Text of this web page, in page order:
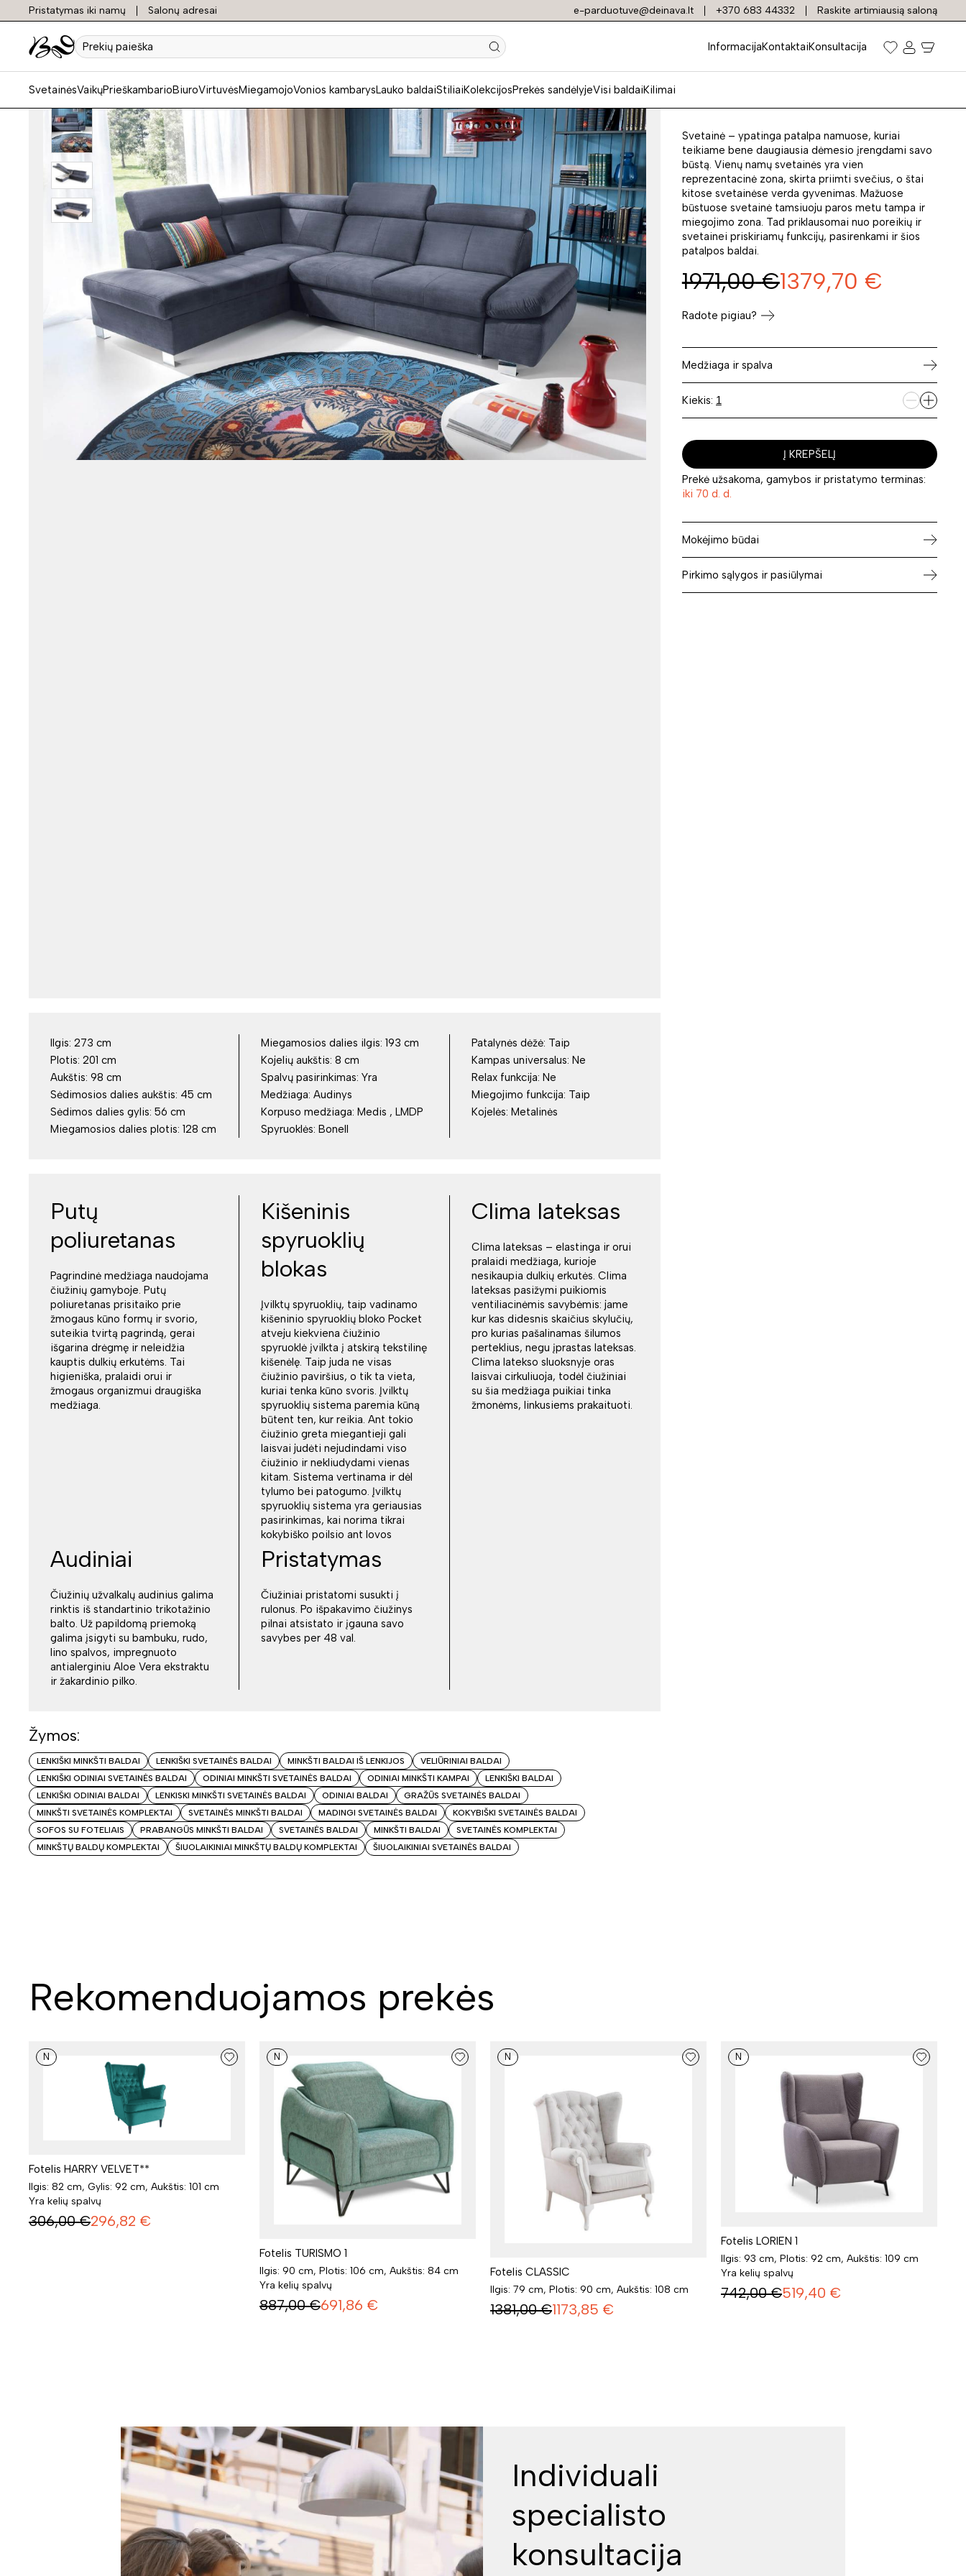
Pristatymas iki namų Salonų adresai e-parduotuve@deinava.lt +370 683 44332 Raskite artimiausią saloną
Prekių
paieška
InformacijaKontaktaiKonsultacija
SvetainėsVaikųPrieškambarioBiuroVirtuvėsMiegamojoVonios kambarysLauko baldaiStiliaiKolekcijosPrekės sandėlyjeVisi baldaiKilimai
Kampas HAPPY
OTM(4)SL-2,5QFP
Svetainė – ypatinga patalpa namuose, kuriai
teikiame bene daugiausia dėmesio įrengdami savo
būstą. Vienų namų svetainės yra vien
reprezentacinė zona, skirta priimti svečius, o štai
kitose svetainėse verda gyvenimas. Mažuose
būstuose svetainė tamsiuoju paros metu tampa ir
miegojimo zona. Tad priklausomai nuo poreikių ir
svetainei priskiriamų funkcijų, pasirenkami ir šios
patalpos baldai.
1971,00 €1379,70 €
Radote pigiau?
Medžiaga ir spalva
Kiekis:
Į KREPŠELĮ
Prekė užsakoma, gamybos ir pristatymo terminas:
iki 70 d. d.
Mokėjimo būdai
Pirkimo sąlygos ir pasiūlymai
Ilgis: 273 cm
Plotis: 201 cm
Aukštis: 98 cm
Sėdimosios dalies aukštis: 45 cm
Sėdimos dalies gylis: 56 cm
Miegamosios dalies plotis: 128 cm
Miegamosios dalies ilgis: 193 cm
Kojelių aukštis: 8 cm
Spalvų pasirinkimas: Yra
Medžiaga: Audinys
Korpuso medžiaga:
Medis , LMDP
Spyruoklės: Bonell
Patalynės dėžė: Taip
Kampas universalus: Ne
Relax funkcija: Ne
Miegojimo funkcija: Taip
Kojelės: Metalinės
Putų
poliuretanas
Pagrindinė medžiaga naudojama
čiužinių gamyboje. Putų
poliuretanas prisitaiko prie
žmogaus kūno formų ir svorio,
suteikia tvirtą pagrindą, gerai
išgarina drėgmę ir neleidžia
kauptis dulkių erkutėms. Tai
higieniška, pralaidi orui ir
žmogaus organizmui draugiška
medžiaga.
Kišeninis
spyruoklių
blokas
Įvilktų spyruoklių, taip vadinamo
kišeninio spyruoklių bloko Pocket
atveju kiekviena čiužinio
spyruoklė įvilkta į atskirą tekstilinę
kišenėlę. Taip juda ne visas
čiužinio paviršius, o tik ta vieta,
kuriai tenka kūno svoris. Įvilktų
spyruoklių sistema paremia kūną
būtent ten, kur reikia. Ant tokio
čiužinio greta miegantieji gali
laisvai judėti nejudindami viso
čiužinio ir nekliudydami vienas
kitam. Sistema vertinama ir dėl
tylumo bei patogumo. Įvilktų
spyruoklių sistema yra geriausias
pasirinkimas, kai norima tikrai
kokybiško poilsio ant lovos
Clima lateksas
Clima lateksas – elastinga ir orui
pralaidi medžiaga, kurioje
nesikaupia dulkių erkutės. Clima
lateksas pasižymi puikiomis
ventiliacinėmis savybėmis: jame
kur kas didesnis skaičius skylučių,
pro kurias pašalinamas šilumos
perteklius, negu įprastas lateksas.
Clima latekso sluoksnyje oras
laisvai cirkuliuoja, todėl čiužiniai
su šia medžiaga puikiai tinka
žmonėms, linkusiems prakaituoti.
Audiniai
Čiužinių užvalkalų audinius galima
rinktis iš standartinio trikotažinio
balto. Už papildomą priemoką
galima įsigyti su bambuku, rudo,
lino spalvos, impregnuoto
antialerginiu Aloe Vera ekstraktu
ir žakardinio pilko.
Pristatymas
Čiužiniai pristatomi susukti į
rulonus. Po išpakavimo čiužinys
pilnai atsistato ir įgauna savo
savybes per 48 val.
Žymos:
LENKIŠKI MINKŠTI BALDAI LENKIŠKI SVETAINĖS BALDAI MINKŠTI BALDAI IŠ LENKIJOS
VELIŪRINIAI BALDAI
LENKIŠKI ODINIAI SVETAINĖS BALDAI
ODINIAI MINKŠTI SVETAINĖS BALDAI ODINIAI MINKŠTI KAMPAI
LENKIŠKI BALDAI
LENKIŠKI ODINIAI BALDAI
LENKISKI MINKŠTI SVETAINĖS BALDAI ODINIAI BALDAI
GRAŽŪS SVETAINĖS BALDAI
MINKŠTI SVETAINĖS KOMPLEKTAI
SVETAINĖS MINKŠTI BALDAI MADINGI SVETAINĖS BALDAI
KOKYBIŠKI SVETAINĖS BALDAI
SOFOS SU FOTELIAIS
PRABANGŪS MINKŠTI BALDAI SVETAINĖS BALDAI MINKŠTI BALDAI
SVETAINĖS KOMPLEKTAI
MINKŠTŲ BALDŲ KOMPLEKTAI
ŠIUOLAIKINIAI MINKŠTŲ BALDŲ KOMPLEKTAI ŠIUOLAIKINIAI SVETAINĖS BALDAI
Rekomenduojamos prekės
N
Fotelis HARRY VELVET**
Ilgis: 82 cm, Gylis: 92 cm, Aukštis: 101 cm
Yra kelių spalvų
306,00 €296,82 €
N
Fotelis TURISMO 1
Ilgis: 90 cm, Plotis: 106 cm, Aukštis: 84 cm
Yra kelių spalvų
887,00 €691,86 €
N
Fotelis CLASSIC
Ilgis: 79 cm, Plotis: 90 cm, Aukštis: 108 cm
1381,00 €1173,85 €
N
Fotelis LORIEN 1
Ilgis: 93 cm, Plotis: 92 cm, Aukštis: 109 cm
Yra kelių spalvų
742,00 €519,40 €
Individuali
specialisto
konsultacija